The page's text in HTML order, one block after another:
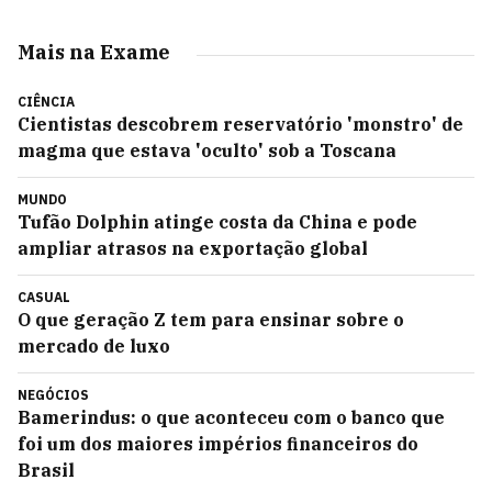
Mais na Exame
CIÊNCIA
Cientistas descobrem reservatório 'monstro' de
magma que estava 'oculto' sob a Toscana
MUNDO
Tufão Dolphin atinge costa da China e pode
ampliar atrasos na exportação global
CASUAL
O que geração Z tem para ensinar sobre o
mercado de luxo
NEGÓCIOS
Bamerindus: o que aconteceu com o banco que
foi um dos maiores impérios financeiros do
Brasil